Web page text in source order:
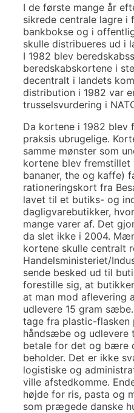
I de første mange år
sikrede centrale lagre i
bankbokse og i
skulle distribueres ud i
I 1982 blev
beredskabskortene i
decentralt i landets
distribution i 1982 var
trusselsvurdering i
Da kortene i 1982
praksis ubrugelige.
samme mønster som
kortene blev fremstillet
bananer, the og kaffe)
rationeringskort fra
lavet til et butiks- og
dagligvarebutikker,
mange varer af. Det
da slet ikke i 2004.
kortene skulle centralt
Handelsministeriet/
sende besked ud til
forestille sig, at
at man mod aflevering
udlevere 15 gram
tage fra plastic-flasken
håndsæbe og udlevere
betale for det og bære
beholder. Det er ikke
logistiske og
ville afstedkomme.
højde for ris, pasta og
som prægede danske